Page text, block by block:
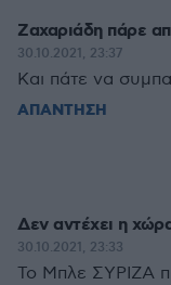
Ζαχαριάδη πάρε
30.10.2021, 23:37
Και πάτε να
ΑΠΑΝΤΗΣΗ
Δεν αντέχει η
30.10.2021, 23:33
Το Μπλε ΣΥΡΙΖΑ